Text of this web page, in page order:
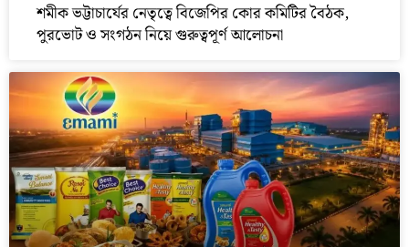
শমীক ভট্টাচার্যের নেতৃত্বে বিজেপির কোর কমিটির বৈঠক,
পুরভোট ও সংগঠন নিয়ে গুরুত্বপূর্ণ আলোচনা